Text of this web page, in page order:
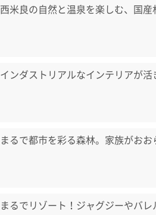
西米良の自然と温泉を楽しむ、国
インダストリアルなインテリアが
まるで都市を彩る森林。家族がお
まるでリゾート！ジャグジーやバ